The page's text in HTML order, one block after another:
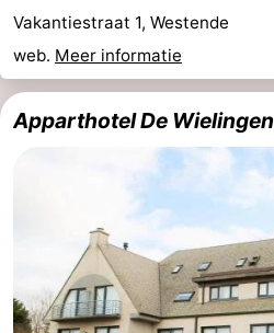
Boerderijen
-
Speeltuinen
-
Binnenspeeltuinen
-
Minigolfbanen
Dorpen
&
Natuur
Vakantiestraat 1, Westende
web. Meer informatie
Apparthotel De Wielingen